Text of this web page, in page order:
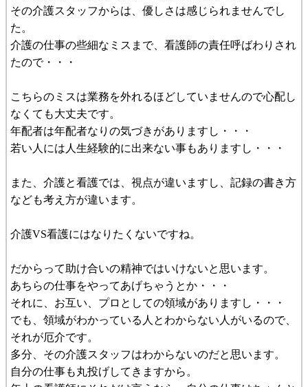
その介護スタッフからは、優しさは感じられませんでし
た。
介護の仕事の些細なミスまで、看護師の責任呼ばわりされ
たので・・・
こちらのミスは業務を外れるほどしていませんので心配し
なくても大丈夫です。
年配者は年配者なりの気づきがありますし・・・
若い人には人生経験的に出来ない事もありますし・・・
また、介護と看護では、視点が違いますし、記録の書き方
なども考え方が違います。
介護VS看護にはなりたくないですね。
だからって助け合いの精神ではいけないと思います。
あちらの仕事をやってあげちゃうとか・・・
それに、お互い、プロとしての領域がありますし・・・
でも、領域がわかっている人とわからない人がいるので、
それが厄介です。
多分、その介護スタッフはわからないのだと思います。
自分の仕事も丸投げしてきますから。